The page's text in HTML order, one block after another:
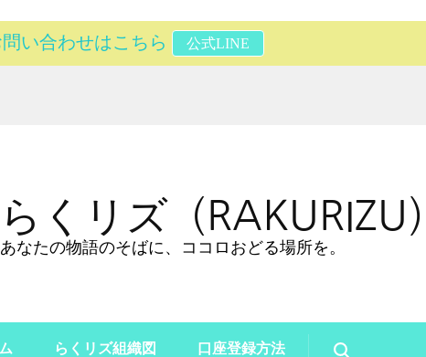
い合わせはこちら
公式LINE
らくリズ（RAKURIZU）
あなたの物語のそばに、ココロおどる場所を。
らくリズ組織図 口座登録方法